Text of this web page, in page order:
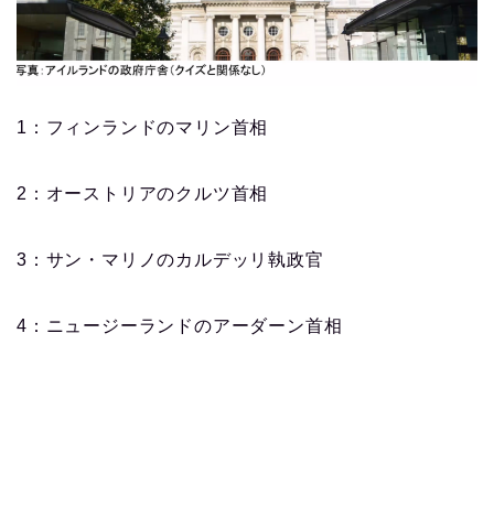
1：フィンランドのマリン首相
2：オーストリアのクルツ首相
3：サン・マリノのカルデッリ執政官
4：ニュージーランドのアーダーン首相